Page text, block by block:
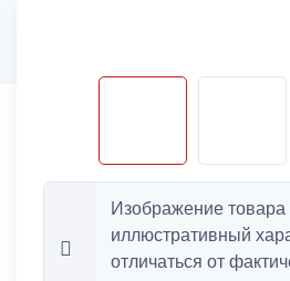
Изображение товара
иллюстративный
отличаться от